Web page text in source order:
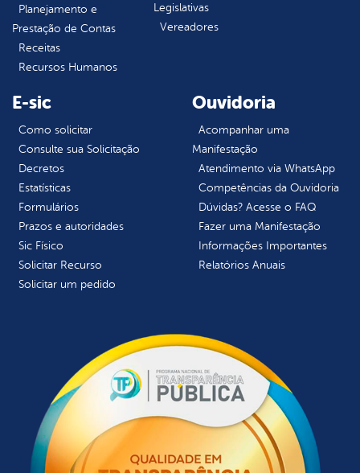
Planejamento e
Prestação de Contas
Receitas
Recursos Humanos
Legislativas
Vereadores
E-sic
Como solicitar
Consulte sua Solicitação
Decretos
Estatísticas
Formulários
Prazos e autoridades
Sic Físico
Solicitar Recurso
Solicitar um pedido
Ouvidoria
Acompanhar uma
Manifestação
Atendimento via WhatsApp
Competências da Ouvidoria
Dúvidas? Acesse o FAQ
Fazer uma Manifestação
Informações Importantes
Relatórios Anuais